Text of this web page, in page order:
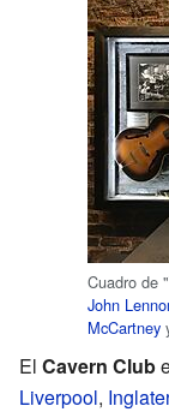
Cuadro de
John
McCartney
El Cavern Club
Liverpool,